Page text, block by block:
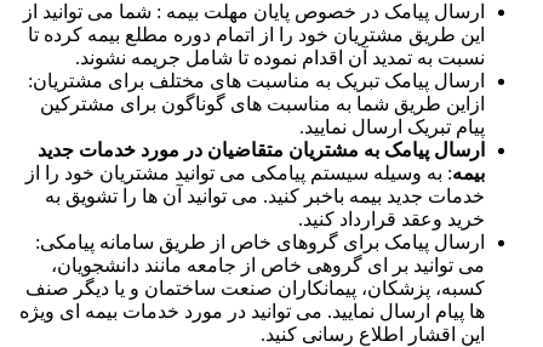
ارسال پیامک در خصوص پایان مهلت بیمه : شما می توانید از
این طریق مشتریان خود را از اتمام دوره مطلع بیمه کرده تا
نسبت به تمدید آن اقدام نموده تا شامل جریمه نشوند.
ارسال پیامک تبریک به مناسبت های مختلف برای مشتریان:
ازاین طریق شما به مناسبت های گوناگون برای مشترکین
پیام تبریک ارسال نمایید.
ارسال پیامک به مشتریان متقاضیان در مورد خدمات جدید
بیمه: به وسیله سیستم پیامکی می توانید مشتریان خود را از
خدمات جدید بیمه باخبر کنید. می توانید آن ها را تشویق به
خرید وعقد قرارداد کنید.
ارسال پیامک برای گروهای خاص از طریق سامانه پیامکی:
می توانید بر ای گروهی خاص از جامعه مانند دانشجویان،
کسبه، پزشکان، پیمانکاران صنعت ساختمان و یا دیگر صنف
ها پیام ارسال نمایید. می توانید در مورد خدمات بیمه ای ویژه
این اقشار اطلاع رسانی کنید.